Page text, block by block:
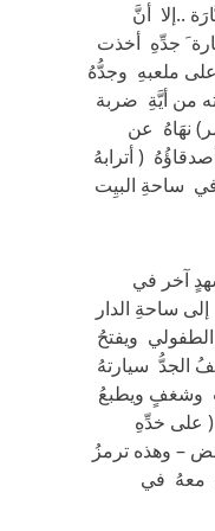
..إلا أنَّ
جدِّهِ أخذت
ملعبهِ وجدُّهُ
من أيَّةِ ضربة
نهَاهُ عن
( أترابهُ
ساحةِ البيِت
آخر في
ساحةِ الدار
ويفتحُ
الجدُّ سيارتهُ
وشغفٍ ويطبعُ
على خدِّهِ
– وهذه ترمزُ
معهُ في